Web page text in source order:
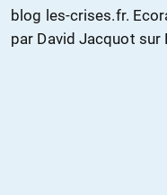
blog les-crises.fr.
par David Jacquot